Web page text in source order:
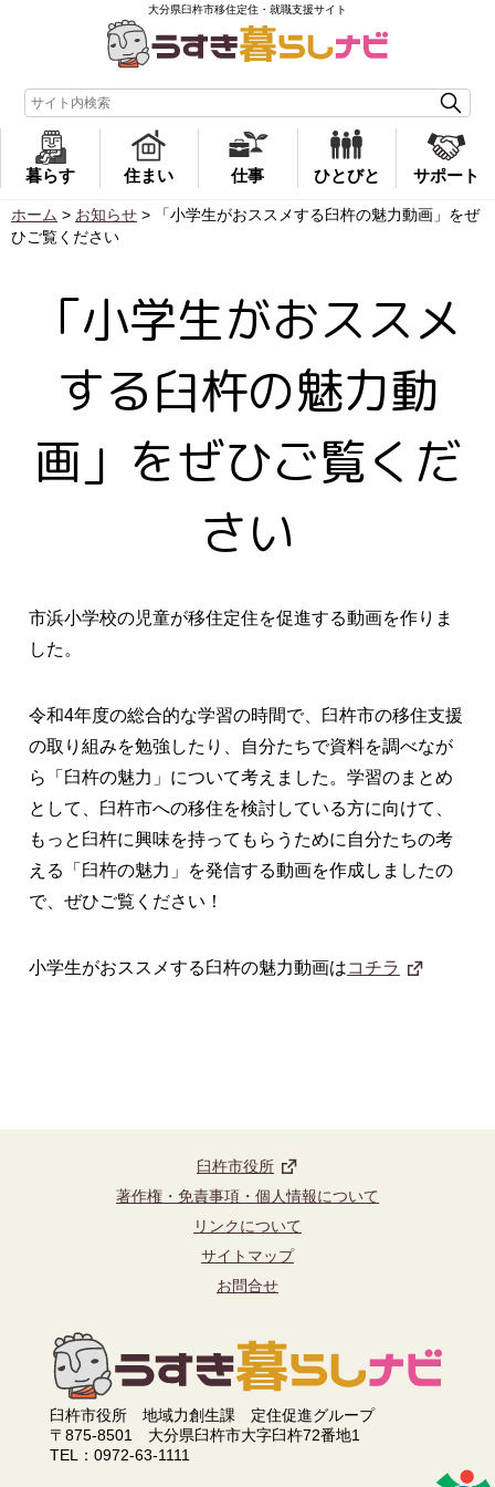
大分県臼杵市移住定住・就職支援サイト
暮らす 住まい 仕事 ひとびと サポート
ホーム > お知らせ >
「小学生がおススメする臼杵の魅力動画」をぜ
ひご覧ください
「小学生がおススメ
する臼杵の魅力動
画」をぜひご覧くだ
さい
市浜小学校の児童が移住定住を促進する動画を作りま
した。
令和4年度の総合的な学習の時間で、臼杵市の移住支援
の取り組みを勉強したり、自分たちで資料を調べなが
ら「臼杵の魅力」について考えました。学習のまとめ
として、臼杵市への移住を検討している方に向けて、
もっと臼杵に興味を持ってもらうために自分たちの考
える「臼杵の魅力」を発信する動画を作成しましたの
で、ぜひご覧ください！
小学生がおススメする臼杵の魅力動画はコチラ
臼杵市役所
著作権・免責事項・個人情報について
リンクについて
サイトマップ
お問合せ
臼杵市役所 地域力創生課 定住促進グループ
〒875-8501 大分県臼杵市大字臼杵72番地1
TEL：0972-63-1111